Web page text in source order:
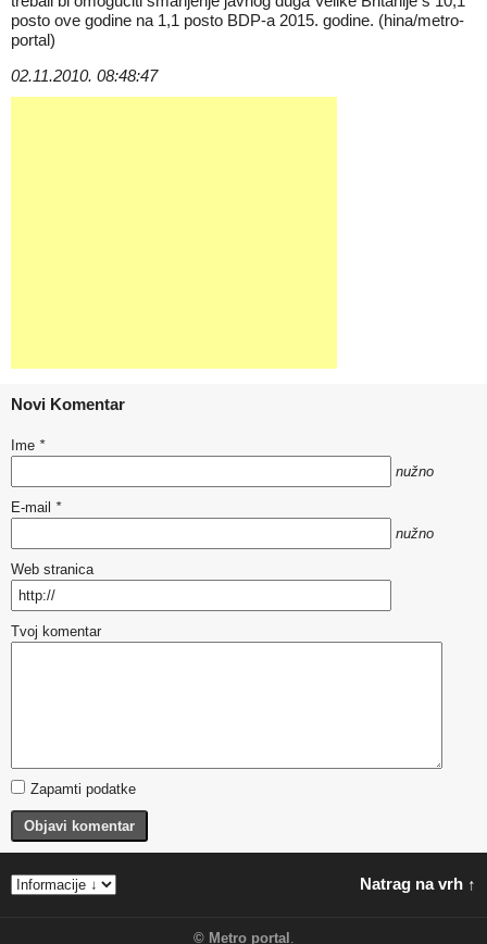
posto ove godine na 1,1 posto BDP-a 2015. godine. (hina/metro-
portal)
02.11.2010. 08:48:47
Novi Komentar
Ime *
nužno
E-mail *
nužno
Web stranica
Tvoj komentar
Zapamti podatke
Objavi komentar
Natrag na vrh ↑
© Metro portal .